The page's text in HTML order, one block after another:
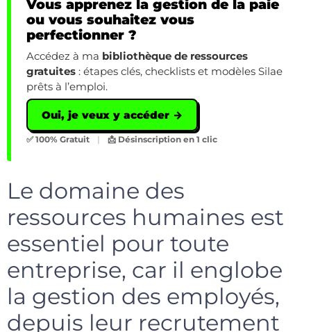
Vous apprenez la gestion de la paie
ou vous souhaitez vous
perfectionner ?
Accédez à ma bibliothèque de ressources
gratuites : étapes clés, checklists et modèles Silae
prêts à l’emploi.
Oui, je veux y accéder →
✅ 100% Gratuit | 📩 Désinscription en 1 clic
Le domaine des
ressources humaines est
essentiel pour toute
entreprise, car il englobe
la gestion des employés,
depuis leur recrutement